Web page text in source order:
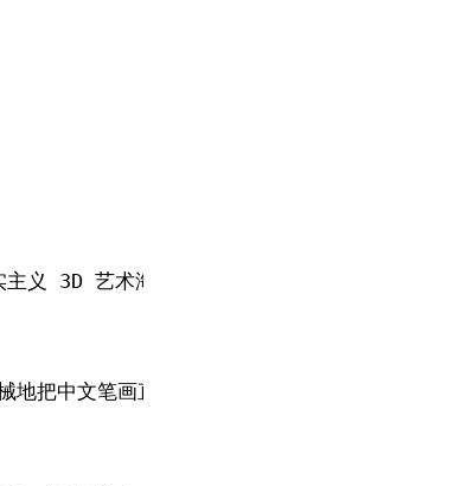
义 3D 艺术海报。
把中文笔画直接做成立体字。若输入为中文